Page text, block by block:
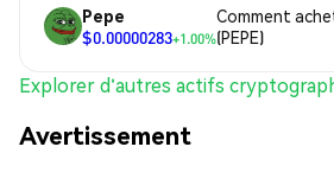
Pepe
$0.00000283+1.00%
Comment
(PEPE)
Explorer d'autres actifs
Avertissement